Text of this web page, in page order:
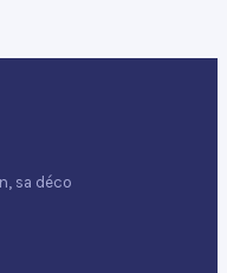
sa déco